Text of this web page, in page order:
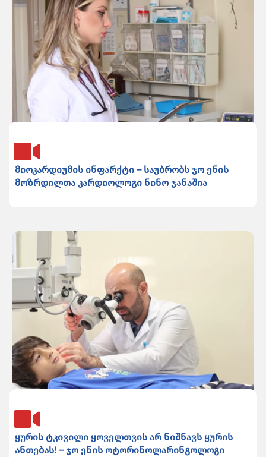
მიოკარდიუმის ინფარქტი – საუბრობს ჯო ენის
მოზრდილთა კარდიოლოგი ნინო ჯანაშია
ყურის ტკივილი ყოველთვის არ ნიშნავს ყურის
ანთებას! – ჯო ენის ოტორინოლარინგოლოგი